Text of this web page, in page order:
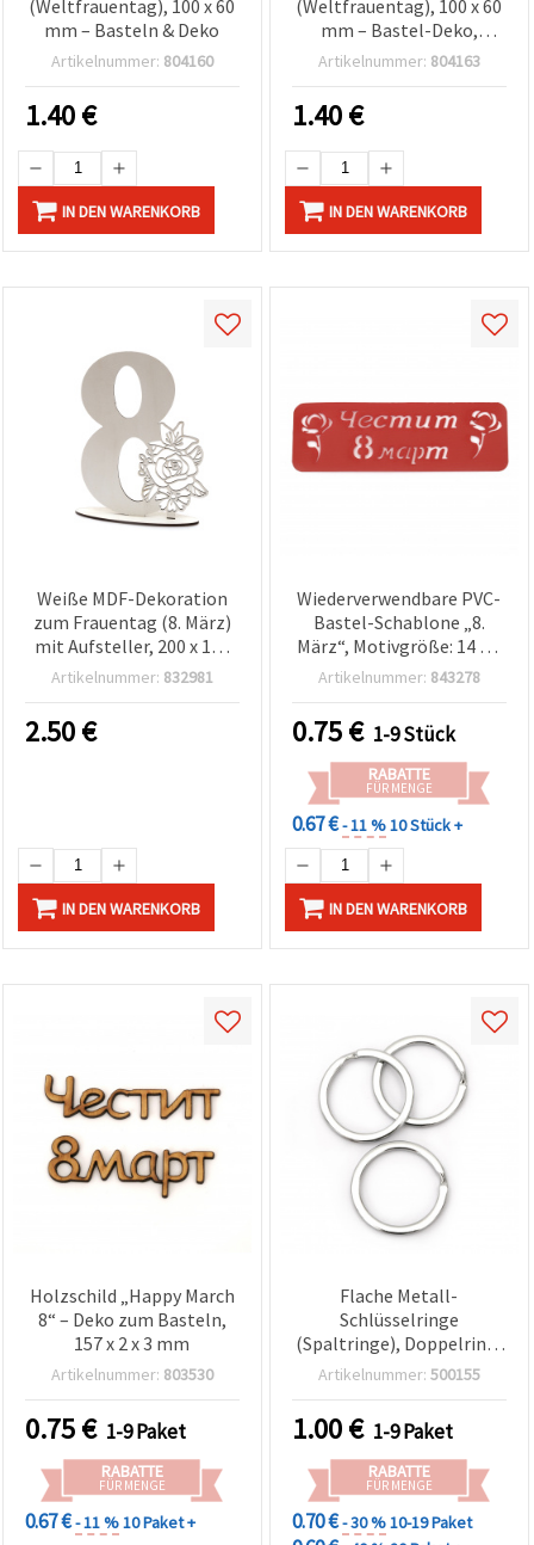
(Weltfrauentag), 100 x 60
mm – Basteln & Deko
Artikelnummer: 804160
1.40€
IN DEN WARENKORB
(Weltfrauentag), 100 x 60
mm – Bastel-Deko,
sortiert
Artikelnummer: 804163
1.40€
IN DEN WARENKORB
Weiße MDF-Dekoration
zum Frauentag (8. März)
mit Aufsteller, 200 x 150
mm
Artikelnummer: 832981
2.50€
IN DEN WARENKORB
Wiederverwendbare PVC-
Bastel-Schablone „8.
März“, Motivgröße: 14 x 4
cm
Artikelnummer: 843278
0.75€ 1-9 Stück
RABATTE
FÜR MENGE
0.67 €- 11 %10 Stück +
IN DEN WARENKORB
Holzschild „Happy March
8“ – Deko zum Basteln,
157 x 2 x 3 mm
Artikelnummer: 803530
0.75€ 1-9 Paket
RABATTE
FÜR MENGE
0.67 €- 11 %10 Paket +
Flache Metall-
Schlüsselringe
(Spaltringe), Doppelring,
25 x 1,8 mm, silberfarben
Artikelnummer: 500155
1.00€ 1-9 Paket
RABATTE
FÜR MENGE
0.70 €- 30 %10-19 Paket